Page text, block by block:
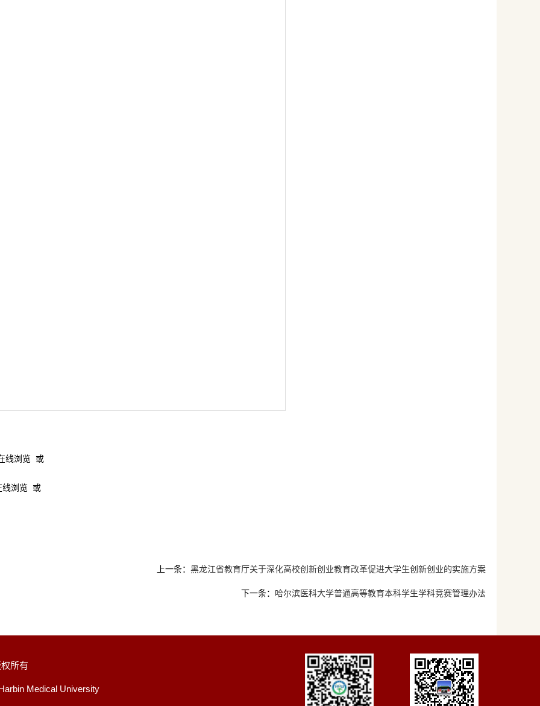
线浏览 或
线浏览 或
上一条： 黑龙江省教育厅关于深化高校创新创业教育改革促进大学生创新创业的实施方案
下一条： 哈尔滨医科大学普通高等教育本科学生学科竞赛管理办法
所有
Medical University